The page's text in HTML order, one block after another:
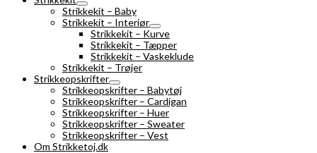
Strikkekit – Baby
Strikkekit – Interiør
Strikkekit – Kurve
Strikkekit – Tæpper
Strikkekit – Vaskeklude
Strikkekit – Trøjer
Strikkeopskrifter
Strikkeopskrifter – Babytøj
Strikkeopskrifter – Cardigan
Strikkeopskrifter – Huer
Strikkeopskrifter – Sweater
Strikkeopskrifter – Vest
Om Strikketoj.dk